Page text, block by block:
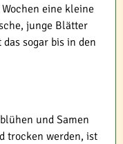
eine kleine
junge Blätter
sogar bis in den
und Samen
trocken werden, ist